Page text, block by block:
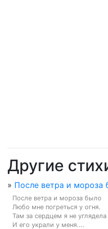
Другие
» После ветра и мороза
После ветра и мороза было
Любо мне погреться у огня.
Там за сердцем я не углядела
И его украли у меня....